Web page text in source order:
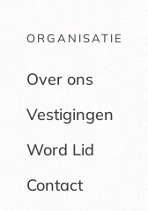
ORGANISATIE
Over ons
Vestigingen
Word Lid
Contact